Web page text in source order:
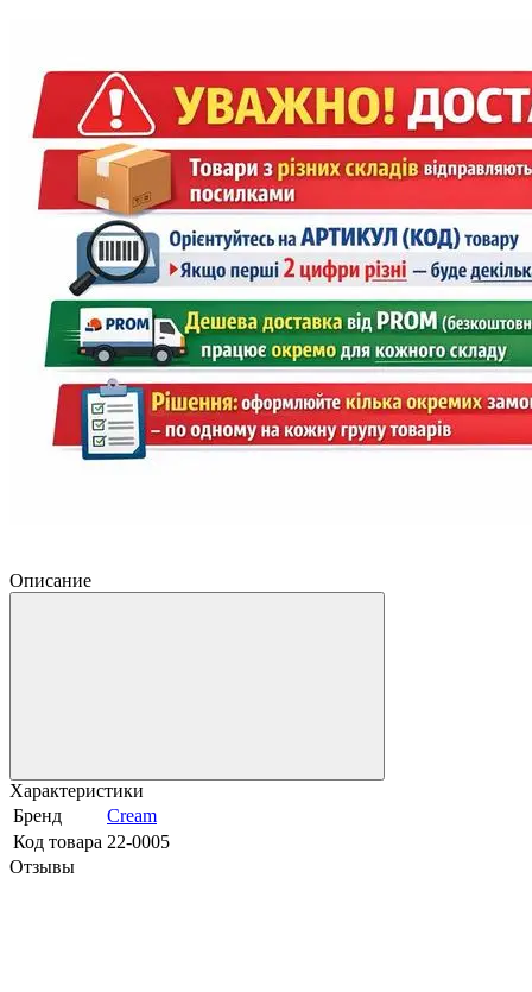
Описание
Характеристики
Бренд
Cream
Код товара 22-0005
Отзывы